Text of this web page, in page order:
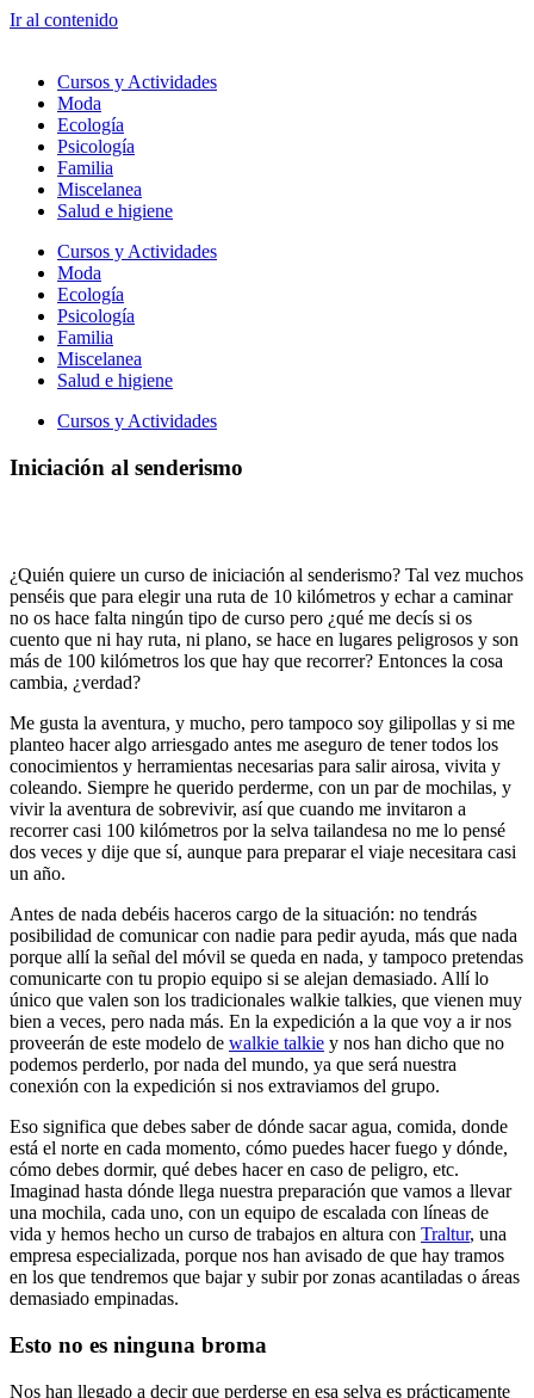
Ir al contenido
Cursos y Actividades
Moda
Ecología
Psicología
Familia
Miscelanea
Salud e higiene
Cursos y Actividades
Moda
Ecología
Psicología
Familia
Miscelanea
Salud e higiene
Cursos y Actividades
Iniciación al senderismo
¿Quién quiere un curso de iniciación al senderismo? Tal vez muchos
penséis que para elegir una ruta de 10 kilómetros y echar a caminar
no os hace falta ningún tipo de curso pero ¿qué me decís si os
cuento que ni hay ruta, ni plano, se hace en lugares peligrosos y son
más de 100 kilómetros los que hay que recorrer? Entonces la cosa
cambia, ¿verdad?
Me gusta la aventura, y mucho, pero tampoco soy gilipollas y si me
planteo hacer algo arriesgado antes me aseguro de tener todos los
conocimientos y herramientas necesarias para salir airosa, vivita y
coleando. Siempre he querido perderme, con un par de mochilas, y
vivir la aventura de sobrevivir, así que cuando me invitaron a
recorrer casi 100 kilómetros por la selva tailandesa no me lo pensé
dos veces y dije que sí, aunque para preparar el viaje necesitara casi
un año.
Antes de nada debéis haceros cargo de la situación: no tendrás
posibilidad de comunicar con nadie para pedir ayuda, más que nada
porque allí la señal del móvil se queda en nada, y tampoco pretendas
comunicarte con tu propio equipo si se alejan demasiado. Allí lo
único que valen son los tradicionales walkie talkies, que vienen muy
bien a veces, pero nada más. En la expedición a la que voy a ir nos
proveerán de este modelo de walkie talkie y nos han dicho que no
podemos perderlo, por nada del mundo, ya que será nuestra
conexión con la expedición si nos extraviamos del grupo.
Eso significa que debes saber de dónde sacar agua, comida, donde
está el norte en cada momento, cómo puedes hacer fuego y dónde,
cómo debes dormir, qué debes hacer en caso de peligro, etc.
Imaginad hasta dónde llega nuestra preparación que vamos a llevar
una mochila, cada uno, con un equipo de escalada con líneas de
vida y hemos hecho un curso de trabajos en altura con Traltur, una
empresa especializada, porque nos han avisado de que hay tramos
en los que tendremos que bajar y subir por zonas acantiladas o áreas
demasiado empinadas.
Esto no es ninguna broma
Nos han llegado a decir que perderse en esa selva es prácticamente